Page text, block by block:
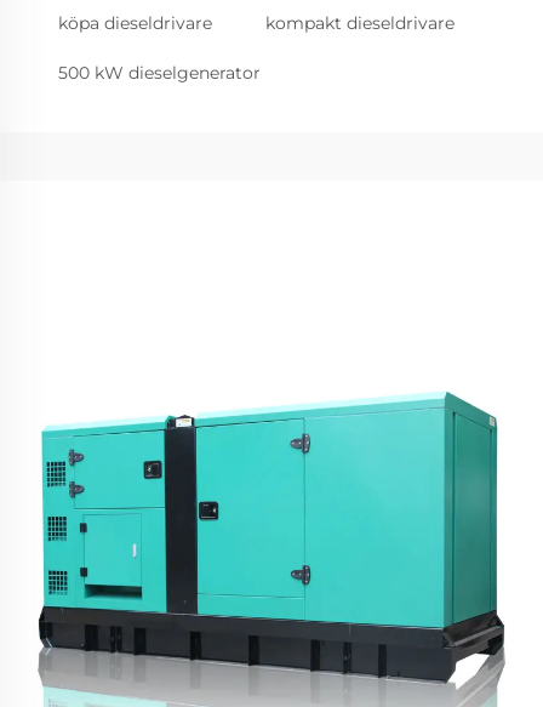
köpa dieseldrivare kompakt dieseldrivare
500 kW dieselgenerator